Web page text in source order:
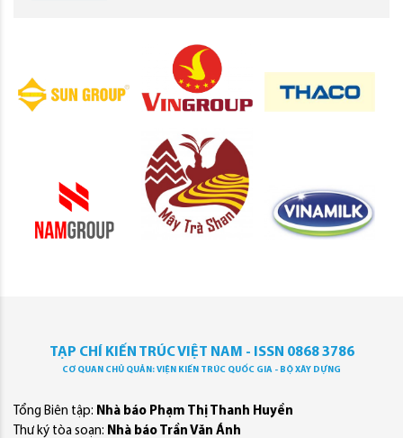
TẠP CHÍ KIẾN TRÚC VIỆT NAM - ISSN 0868 3786
CƠ QUAN CHỦ QUẢN: VIỆN KIẾN TRÚC QUỐC GIA - BỘ XÂY DỰNG
Tổng Biên tập: Nhà báo Phạm Thị Thanh Huyền
Thư ký tòa soạn: Nhà báo Trần Văn Ánh